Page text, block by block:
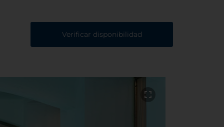
Verificar disponibilidad